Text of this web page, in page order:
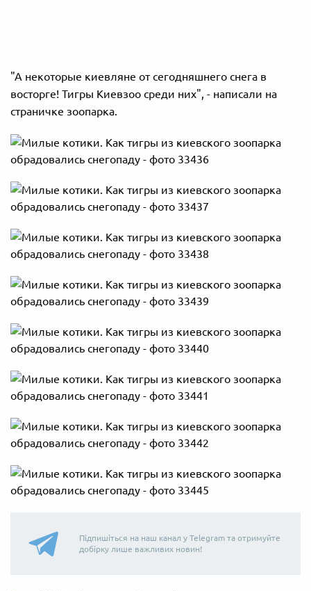
"А некоторые киевляне от сегодняшнего снега в
восторге! Тигры Киевзоо среди них", - написали на
страничке зоопарка.
Підпишіться на наш канал у Telegram та отримуйте
добірку лише важливих новин!